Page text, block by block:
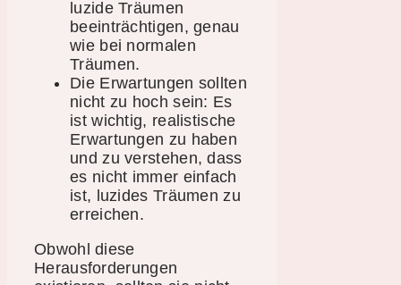
luzide Träumen
beeinträchtigen, genau
wie bei normalen
Träumen.
Die Erwartungen sollten
nicht zu hoch sein: Es
ist wichtig, realistische
Erwartungen zu haben
und zu verstehen, dass
es nicht immer einfach
ist, luzides Träumen zu
erreichen.
Obwohl diese
Herausforderungen